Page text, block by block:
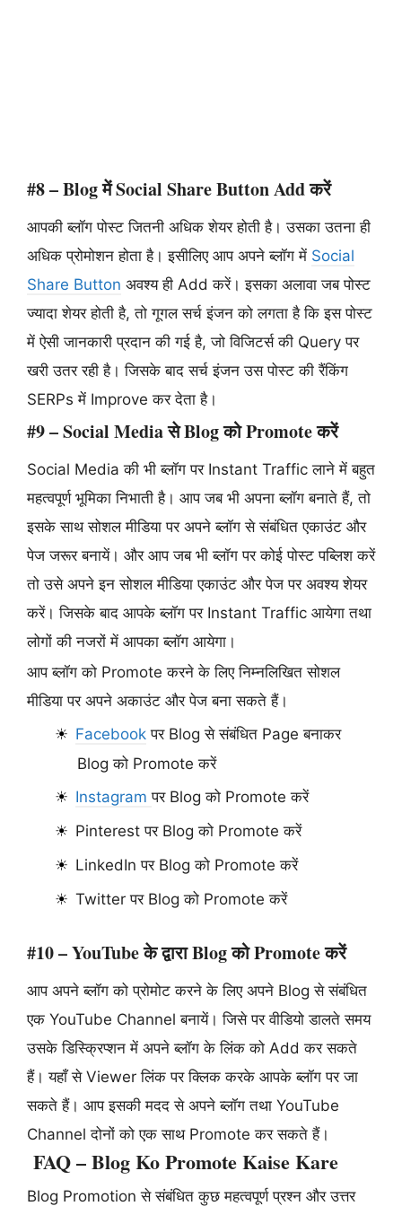
#8 – Blog में Social Share Button Add करें
आपकी ब्लॉग पोस्ट जितनी अधिक शेयर होती है। उसका उतना ही
अधिक प्रोमोशन होता है। इसीलिए आप अपने ब्लॉग में Social
Share Button अवश्य ही Add करें। इसका अलावा जब पोस्ट
ज्यादा शेयर होती है, तो गूगल सर्च इंजन को लगता है कि इस पोस्ट
में ऐसी जानकारी प्रदान की गई है, जो विजिटर्स की Query पर
खरी उतर रही है। जिसके बाद सर्च इंजन उस पोस्ट की रैंकिंग
SERPs में Improve कर देता है।
#9 – Social Media से Blog को Promote करें
Social Media की भी ब्लॉग पर Instant Traffic लाने में बहुत
महत्वपूर्ण भूमिका निभाती है। आप जब भी अपना ब्लॉग बनाते हैं, तो
इसके साथ सोशल मीडिया पर अपने ब्लॉग से संबंधित एकाउंट और
पेज जरूर बनायें। और आप जब भी ब्लॉग पर कोई पोस्ट पब्लिश करें
तो उसे अपने इन सोशल मीडिया एकाउंट और पेज पर अवश्य शेयर
करें। जिसके बाद आपके ब्लॉग पर Instant Traffic आयेगा तथा
लोगों की नजरों में आपका ब्लॉग आयेगा।
आप ब्लॉग को Promote करने के लिए निम्नलिखित सोशल
मीडिया पर अपने अकाउंट और पेज बना सकते हैं।
Facebook पर Blog से संबंधित Page बनाकर
Blog को Promote करें
Instagramपर Blog को Promote करें
Pinterest पर Blog को Promote करें
LinkedIn पर Blog को Promote करें
Twitter पर Blog को Promote करें
#10 – YouTube के द्वारा Blog को Promote करें
आप अपने ब्लॉग को प्रोमोट करने के लिए अपने Blog से संबंधित
एक YouTube Channel बनायें। जिसे पर वीडियो डालते समय
उसके डिस्क्रिप्शन में अपने ब्लॉग के लिंक को Add कर सकते
हैं। यहाँ से Viewer लिंक पर क्लिक करके आपके ब्लॉग पर जा
सकते हैं। आप इसकी मदद से अपने ब्लॉग तथा YouTube
Channel दोनों को एक साथ Promote कर सकते हैं।
FAQ – Blog Ko Promote Kaise Kare
Blog Promotion से संबंधित कुछ महत्वपूर्ण प्रश्न और उत्तर